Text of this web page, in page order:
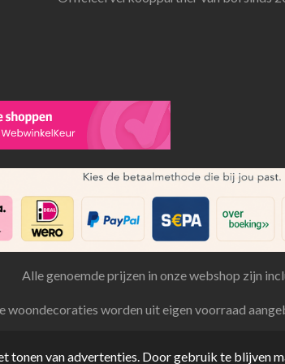
van advertenties. Door gebruik te blijven
Alle genoemde prijzen in onze webshop zijn
woondecoraties worden uit eigen voorraad